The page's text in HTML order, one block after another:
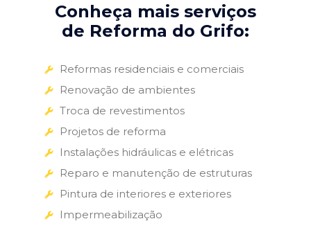
Conheça mais serviços
de Reforma do Grifo:
Reformas residenciais e comerciais
Renovação de ambientes
Troca de revestimentos
Projetos de reforma
Instalações hidráulicas e elétricas
Reparo e manutenção de estruturas
Pintura de interiores e exteriores
Impermeabilização